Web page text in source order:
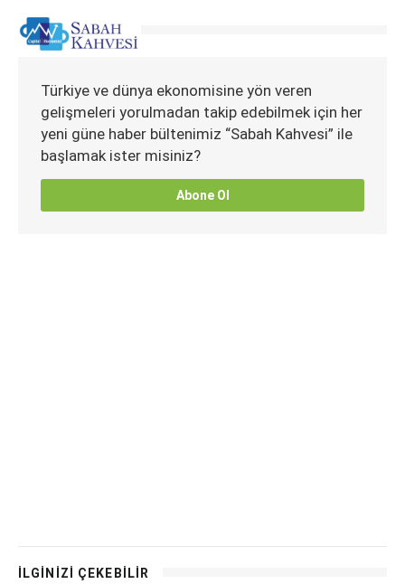
Türkiye ve dünya ekonomisine yön veren
gelişmeleri yorulmadan takip edebilmek için her
yeni güne haber bültenimiz “Sabah Kahvesi” ile
başlamak ister misiniz?
Abone Ol
İLGİNİZİ ÇEKEBİLİR